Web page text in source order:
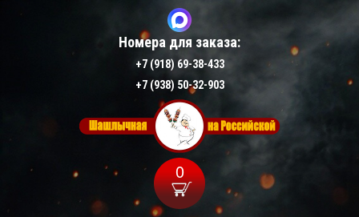
Номера для заказа:
+7 (918) 69-38-433
+7 (938) 50-32-903
0